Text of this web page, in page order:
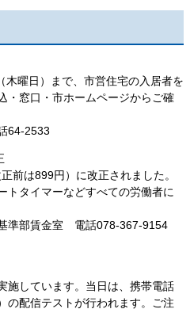
曜日）まで、市営住宅の入居者を
・窓口・市ホームページからご確
64-2533
前は899円）に改正されました。
タイマーなどすべての労働者に
準部賃金室 電話078-367-9154
しています。当日は、携帯電話
の配信テストが行われます。ご注